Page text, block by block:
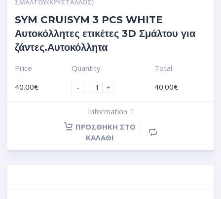
ΣΜΆΛΤΟΥ(ΚΡΎΣΤΑΛΛΟΣ)
SYM CRUISYM 3 PCS WHITE
Αυτοκόλλητες ετικέτες 3D Σμάλτου για
ζάντες.Αυτοκόλλητα
Price
40.00€
Quantity
-
+
Total
40.00€
Information
ΠΡΟΣΘΉΚΗ ΣΤΟ
ΚΑΛΆΘΙ